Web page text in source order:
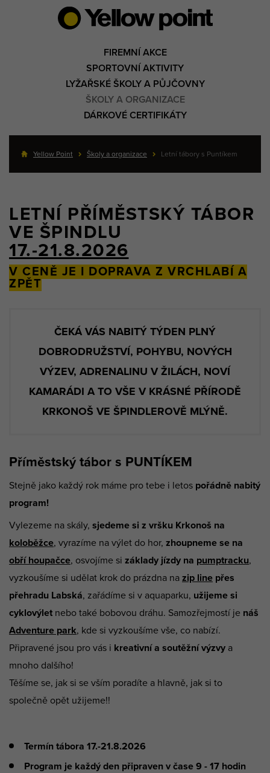
FIREMNÍ AKCE
SPORTOVNÍ AKTIVITY
LYŽAŘSKÉ ŠKOLY A PŮJČOVNY
ŠKOLY A ORGANIZACE
DÁRKOVÉ CERTIFIKÁTY
Yellow Point Školy a organizace Letní tábory s Puntíkem
LETNÍ PŘÍMĚSTSKÝ TÁBOR
VE ŠPINDLU
17.-21.8.2026
V CENĚ JE I DOPRAVA Z VRCHLABÍ A
ZPĚT
ČEKÁ VÁS NABITÝ TÝDEN PLNÝ
DOBRODRUŽSTVÍ, POHYBU, NOVÝCH
VÝZEV, ADRENALINU V ŽILÁCH, NOVÍ
KAMARÁDI A TO VŠE V KRÁSNÉ PŘÍRODĚ
KRKONOŠ VE ŠPINDLEROVĚ MLÝNĚ.
Příměstský tábor s PUNTÍKEM
Stejně jako každý rok máme pro tebe i letos pořádně nabitý
program!
Vylezeme na skály, sjedeme si z vršku Krkonoš na
koloběžce, vyrazíme na výlet do hor, zhoupneme se na
obří houpačce, osvojíme si základy jízdy na pumptracku,
vyzkoušíme si udělat krok do prázdna na zip line přes
přehradu Labská, zařádíme si v aquaparku, užijeme si
cyklovýlet nebo také bobovou dráhu. Samozřejmostí je náš
Adventure park, kde si vyzkoušíme vše, co nabízí.
Připravené jsou pro vás i kreativní a soutěžní výzvy a
mnoho dalšího!
Těšíme se, jak si se vším poradíte a hlavně, jak si to
společně opět užijeme!!
Termín tábora 17.-21.8.2026
Program je každý den připraven v čase 9 - 17 hodin